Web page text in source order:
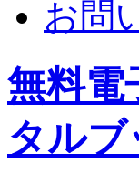
お問
無料電
タル